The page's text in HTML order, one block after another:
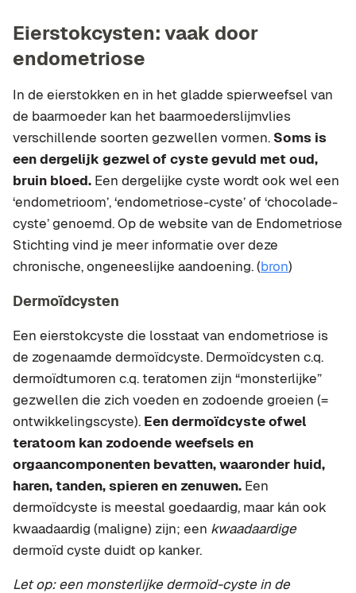
Eierstokcysten: vaak door
endometriose
In de eierstokken en in het gladde spierweefsel van
de baarmoeder kan het baarmoederslijmvlies
verschillende soorten gezwellen vormen. Soms is
een dergelijk gezwel of cyste gevuld met oud,
bruin bloed. Een dergelijke cyste wordt ook wel een
‘endometrioom’, ‘endometriose-cyste’ of ‘chocolade-
cyste’ genoemd. Op de website van de Endometriose
Stichting vind je meer informatie over deze
chronische, ongeneeslijke aandoening. (bron)
Dermoïdcysten
Een eierstokcyste die losstaat van endometriose is
de zogenaamde dermoïdcyste. Dermoïdcysten c.q.
dermoïdtumoren c.q. teratomen zijn “monsterlijke”
gezwellen die zich voeden en zodoende groeien (=
ontwikkelingscyste). Een dermoïdcyste ofwel
teratoom kan zodoende weefsels en
orgaancomponenten bevatten, waaronder huid,
haren, tanden, spieren en zenuwen. Een
dermoïdcyste is meestal goedaardig, maar kán ook
kwaadaardig (maligne) zijn; een kwaadaardige
dermoïd cyste duidt op kanker.
Let op: een monsterlijke dermoïd-cyste in de